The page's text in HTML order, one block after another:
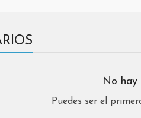
No hay
Puedes ser el